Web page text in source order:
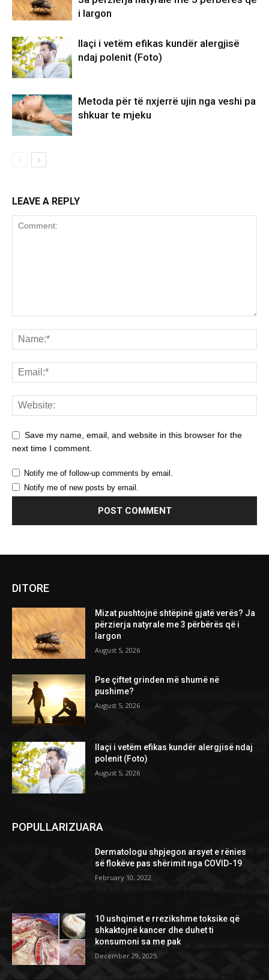
i largon
Ilaçi i vetëm efikas kundër alergjisë
ndaj polenit (Foto)
Metoda për të nxjerrë ujin nga veshi pa
shkuar te mjeku
LEAVE A REPLY
Save my name, email, and website in this browser for the
next time I comment.
Notify me of follow-up comments by email.
Notify me of new posts by email.
DITORE
Mizat pushtojnë shtëpinë gjatë verës? Ja
përzierja natyrale me 3 përbërës që i
largon
August 5, 2026
Pse çiftet grinden më shumë në
pushime?
August 5, 2026
Ilaçi i vetëm efikas kundër alergjisë ndaj
polenit (Foto)
August 5, 2026
POPULLARIZUARA
Dermatologu shpjegon arsyet e rënies
së flokëve pas shërimit nga COVID-19
February 10, 2022
10 ushqimet e rrezikshme toksike që
shkaktojnë kancer dhe duhet ti
konsumoni sa me pak
December 29, 2025